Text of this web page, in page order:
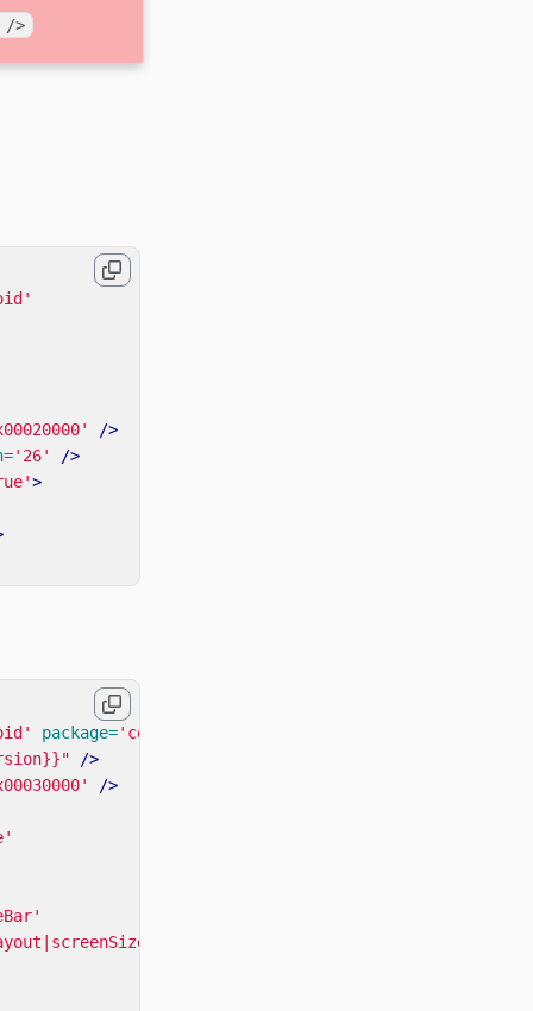
/>
/>
'26'
/>
>
package='com.defold.testmerge'
/>
/>